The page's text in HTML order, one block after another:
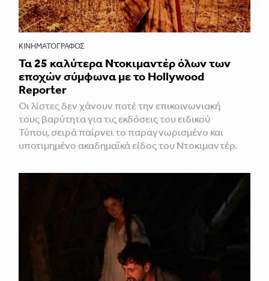
ΚΙΝΗΜΑΤΟΓΡΆΦΟΣ
Τα 25 καλύτερα Ντοκιμαντέρ όλων των
εποχών σύμφωνα με το Hollywood
Reporter
Οι λίστες δεν χάνουν ποτέ την επικοινωνιακή
τους βαρύτητα για τις εκδόσεις του ειδικού
Τύπου, σειρά παίρνει το παραγνωρισμένο και
υποτιμημένο ακαδημαϊκά είδος του Ντοκιμαντέρ.